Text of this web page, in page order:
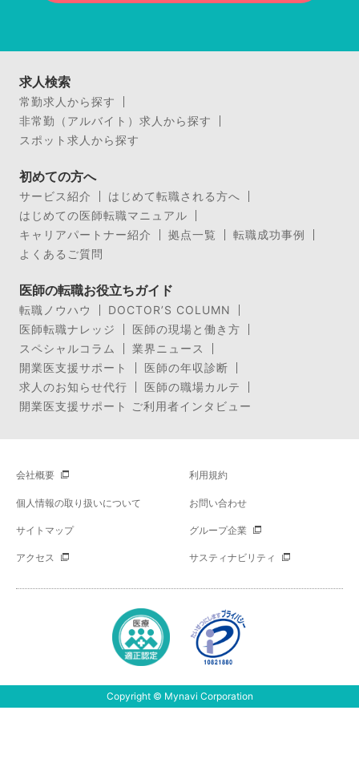
求人検索
常勤求人から探す
非常勤（アルバイト）求人から探す
スポット求人から探す
初めての方へ
サービス紹介
はじめて転職される方へ
はじめての医師転職マニュアル
キャリアパートナー紹介
拠点一覧
転職成功事例
よくあるご質問
医師の転職お役立ちガイド
転職ノウハウ
DOCTOR’S COLUMN
医師転職ナレッジ
医師の現場と働き方
スペシャルコラム
業界ニュース
開業医支援サポート
医師の年収診断
求人のお知らせ代行
医師の職場カルテ
開業医支援サポート ご利用者インタビュー
会社概要 利用規約
個人情報の取り扱いについて お問い合わせ
サイトマップ グループ企業
アクセス サスティナビリティ
Copyright © Mynavi Corporation